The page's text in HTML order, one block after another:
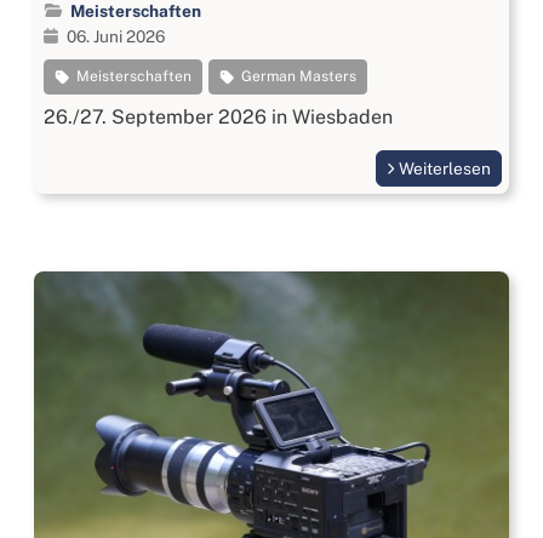
Meisterschaften
06. Juni 2026
Meisterschaften German Masters
26./27. September 2026 in Wiesbaden
Weiterlesen